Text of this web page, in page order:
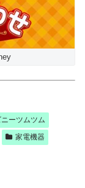
ーツムツム
家電機器